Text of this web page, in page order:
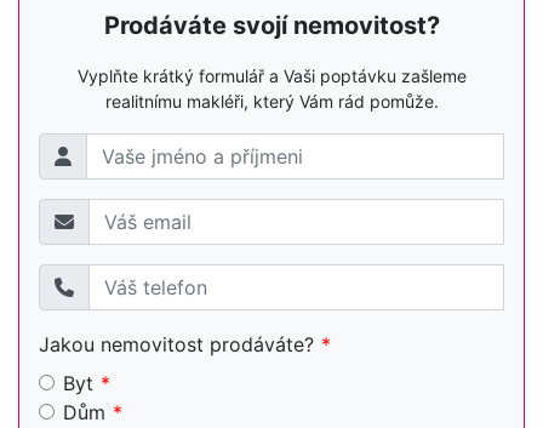
Prodáváte svojí nemovitost?
Vyplňte krátký formulář a Vaši poptávku zašleme
realitnímu makléři, který Vám rád pomůže.
Jakou nemovitost prodáváte?
Byt
Dům